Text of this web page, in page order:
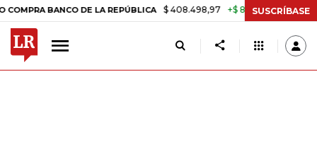
BANCO DE LA REPÚBLICA $ 408.498,97 +$ 8.753,81 +2,19%
SUSCRÍBASE